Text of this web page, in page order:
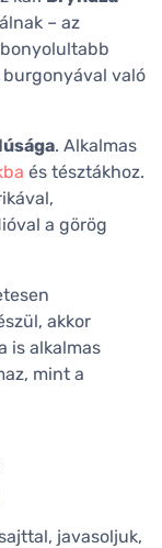
– az
való
. Alkalmas
és tésztákhoz.
a görög
akkor
is alkalmas
mint a
javasoljuk,